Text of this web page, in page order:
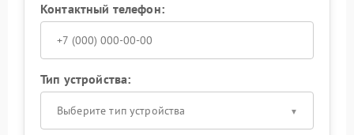
Контактный телефон:
Тип устройства:
Выберите тип устройства